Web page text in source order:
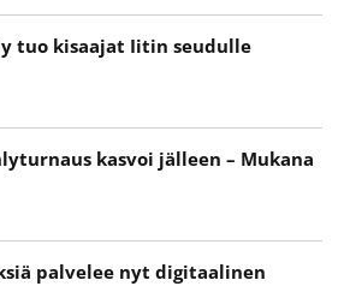
tuo kisaajat Iitin seudulle
kasvoi jälleen – Mukana
palvelee nyt digitaalinen